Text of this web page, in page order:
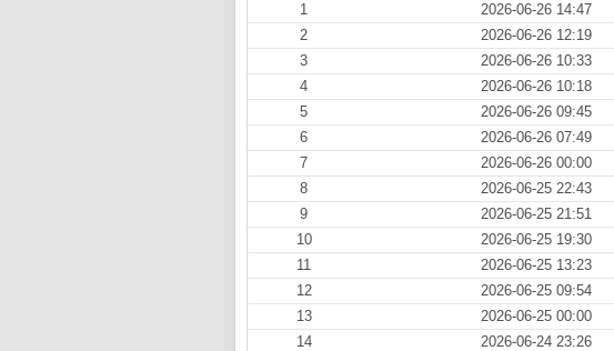
1 2026-06-26 14:47
2
2026-06-26 12:19
3
2026-06-26 10:33
4
2026-06-26 10:18
5
2026-06-26 09:45
6
2026-06-26 07:49
7
2026-06-26 00:00
8
2026-06-25 22:43
9
2026-06-25 21:51
10
2026-06-25 19:30
11
2026-06-25 13:23
12
2026-06-25 09:54
13
2026-06-25 00:00
14
2026-06-24 23:26